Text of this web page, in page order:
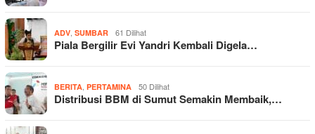
ADV, SUMBAR 61 Dilihat
Piala Bergilir Evi Yandri Kembali Digela…
BERITA, PERTAMINA 50 Dilihat
Distribusi BBM di Sumut Semakin Membaik,…